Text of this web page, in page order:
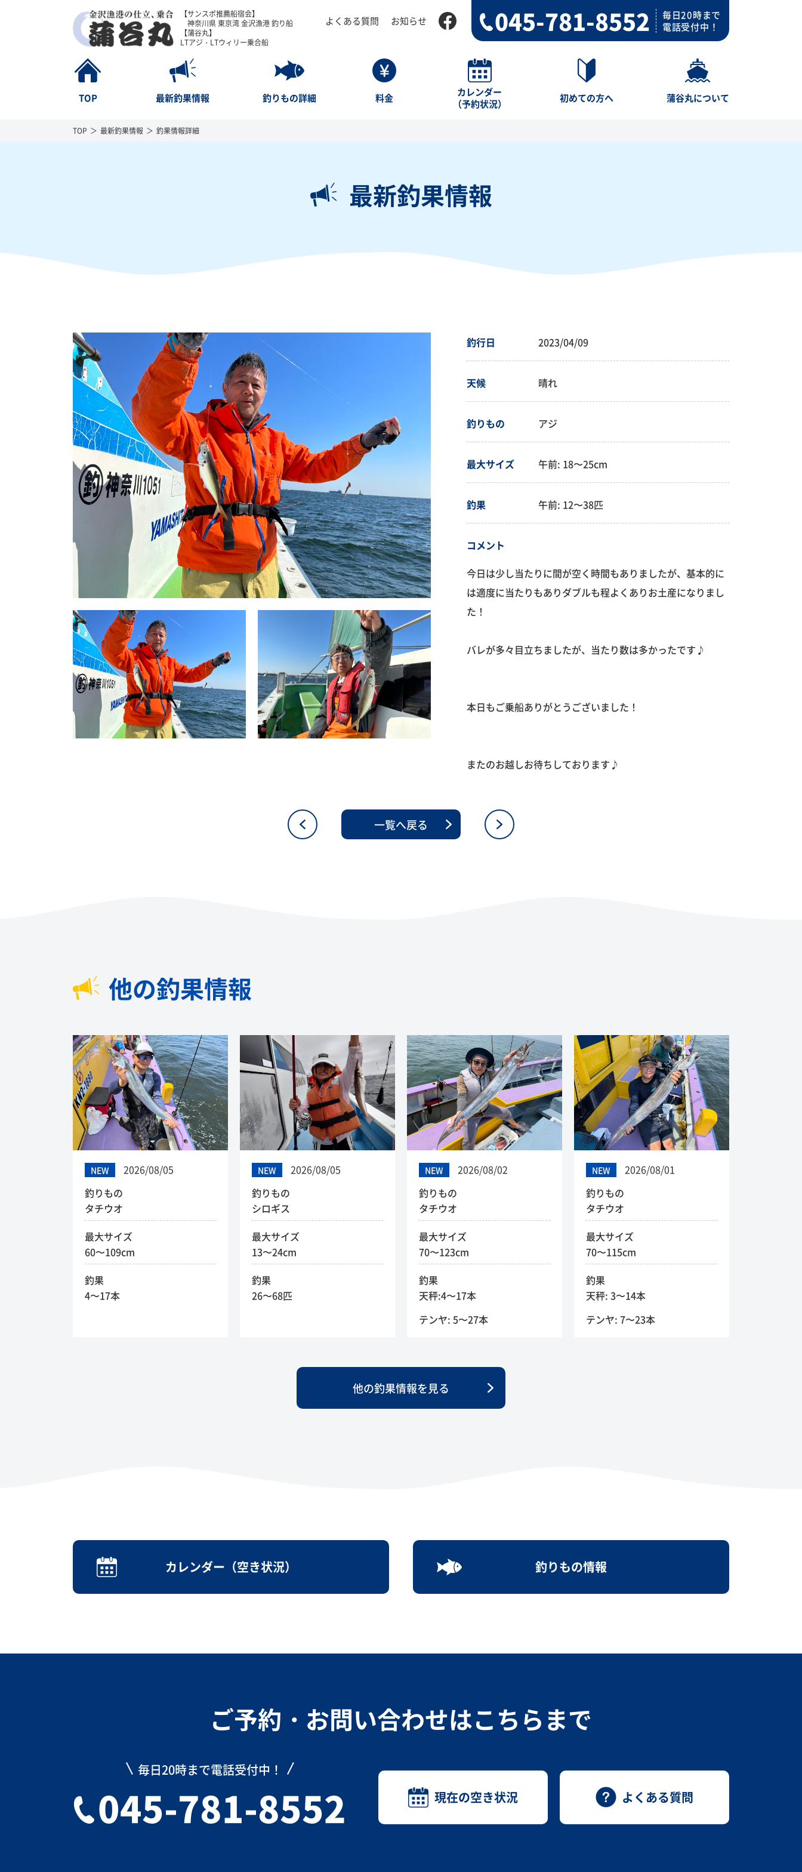
【サンスポ推薦船宿会】
神奈川県 東京湾 金沢漁港 釣り船
【蒲谷丸】
LTアジ・LTウィリー乗合船
よくある質問 お知らせ 045-781-8552
毎日20時まで
電話受付中！
TOP 最新釣果情報 釣りもの詳細 料金
カレンダー
（予約状況）
初めての方へ 蒲谷丸について
TOP 最新釣果情報 釣果情報詳細
最新釣果情報
釣行日 2023/04/09
天候 晴れ
釣りもの アジ
最大サイズ 午前: 18〜25cm
釣果 午前: 12〜38匹
コメント
今日は少し当たりに間が空く時間もありましたが、基本的に
は適度に当たりもありダブルも程よくありお土産になりまし
た！
バレが多々目立ちましたが、当たり数は多かったです♪
本日もご乗船ありがとうございました！
またのお越しお待ちしております♪
一覧へ戻る
他の釣果情報
NEW
2026/08/05
釣りもの
タチウオ
最大サイズ
60〜109cm
釣果
4〜17本
NEW
2026/08/05
釣りもの
シロギス
最大サイズ
13〜24cm
釣果
26〜68匹
NEW
2026/08/02
釣りもの
タチウオ
最大サイズ
70〜123cm
釣果
天秤:4〜17本
テンヤ: 5〜27本
NEW
2026/08/01
釣りもの
タチウオ
最大サイズ
70〜115cm
釣果
天秤: 3〜14本
テンヤ: 7〜23本
他の釣果情報を見る
カレンダー（空き状況） 釣りもの情報
ご予約・お問い合わせはこちらまで
毎日20時まで電話受付中！
045-781-8552 現在の空き状況 よくある質問